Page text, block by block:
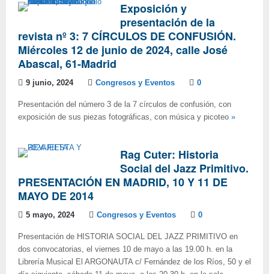
Exposición y
presentación de la
revista nº 3: 7 CÍRCULOS DE CONFUSIÓN.
Miércoles 12 de junio de 2024, calle José
Abascal, 61-Madrid
9 junio, 2024 Congresos y Eventos 0
Presentación del número 3 de la 7 círculos de confusión, con
exposición de sus piezas fotográficas, con música y picoteo »
Rag Cuter: Historia
Social del Jazz Primitivo.
PRESENTACIÓN EN MADRID, 10 Y 11 DE
MAYO DE 2014
5 mayo, 2024 Congresos y Eventos 0
Presentación de HISTORIA SOCIAL DEL JAZZ PRIMITIVO en
dos convocatorias, el viernes 10 de mayo a las 19.00 h. en la
Librería Musical El ARGONAUTA c/ Fernández de los Ríos, 50 y el